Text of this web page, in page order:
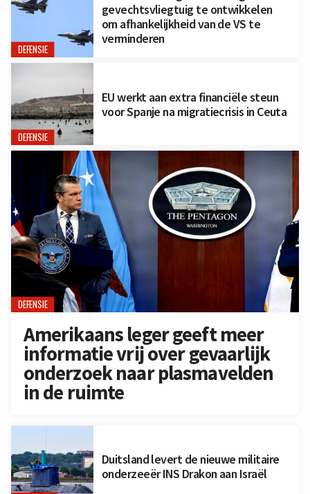
DEFENSIE
gevechtsvliegtuig te ontwikkelen
om afhankelijkheid van de VS te
verminderen
DEFENSIE
EU werkt aan extra financiële steun
voor Spanje na migratiecrisis in Ceuta
DEFENSIE
Amerikaans leger geeft meer
informatie vrij over gevaarlijk
onderzoek naar plasmavelden
in de ruimte
Duitsland levert de nieuwe militaire
onderzeeër INS Drakon aan Israël